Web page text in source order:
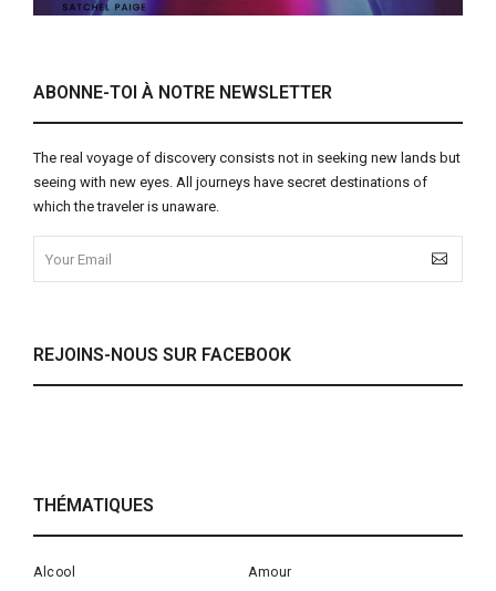
ABONNE-TOI À NOTRE NEWSLETTER
The real voyage of discovery consists not in seeking new lands but
seeing with new eyes. All journeys have secret destinations of
which the traveler is unaware.
REJOINS-NOUS SUR FACEBOOK
THÉMATIQUES
Alcool
Amour